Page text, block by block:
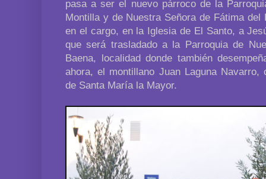
pasa a ser el nuevo párroco de la
Montilla y de Nuestra Señora de Fátima del
en el cargo, en la Iglesia de El Santo, a
que será trasladado a la Parroquia de
Baena, localidad donde también
ahora, el montillano Juan Laguna Navarro,
de Santa María la Mayor.